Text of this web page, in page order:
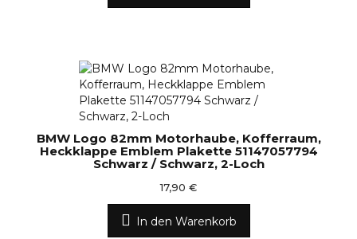
BMW Logo 82mm Motorhaube, Kofferraum,
Heckklappe Emblem Plakette 51147057794
Schwarz / Schwarz, 2-Loch
17,90 €
In den Warenkorb